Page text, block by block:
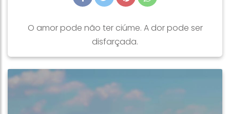
O amor pode não ter ciúme. A dor pode ser
disfarçada.